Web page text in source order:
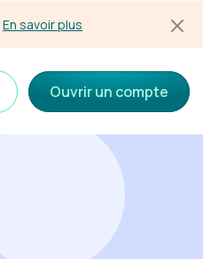
En savoir plus
Ouvrir un compte